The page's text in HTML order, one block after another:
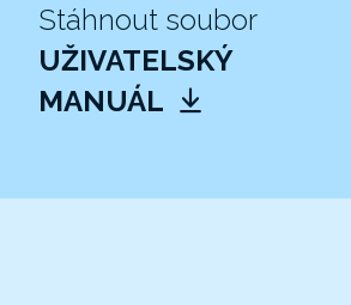
Stáhnout soubor
UŽIVATELSKÝ
MANUÁL